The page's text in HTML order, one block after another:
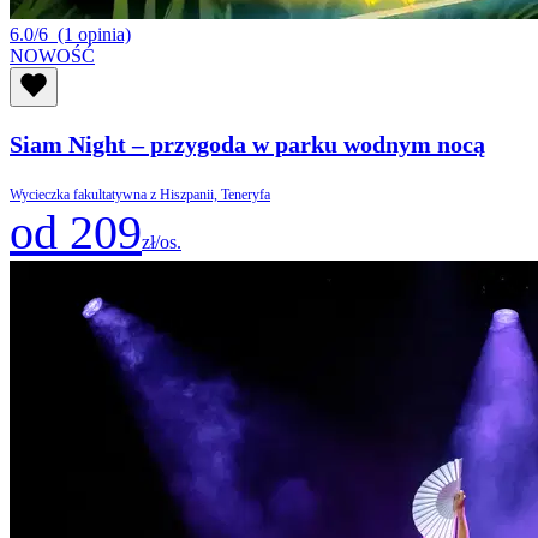
6.0/6 (1 opinia)
NOWOŚĆ
Siam Night – przygoda w parku wodnym nocą
Wycieczka fakultatywna z Hiszpanii, Teneryfa
od 209zł/os.